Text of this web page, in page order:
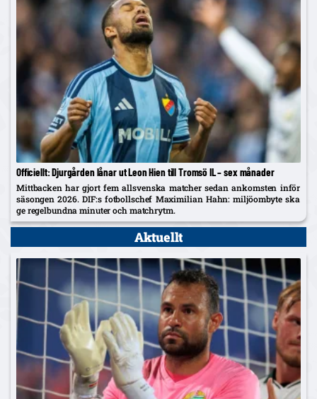
Officiellt: Djurgården lånar ut Leon Hien till Tromsö IL – sex månader
Mittbacken har gjort fem allsvenska matcher sedan ankomsten inför
säsongen 2026. DIF:s fotbollschef Maximilian Hahn: miljöombyte ska
ge regelbundna minuter och matchrytm.
Aktuellt